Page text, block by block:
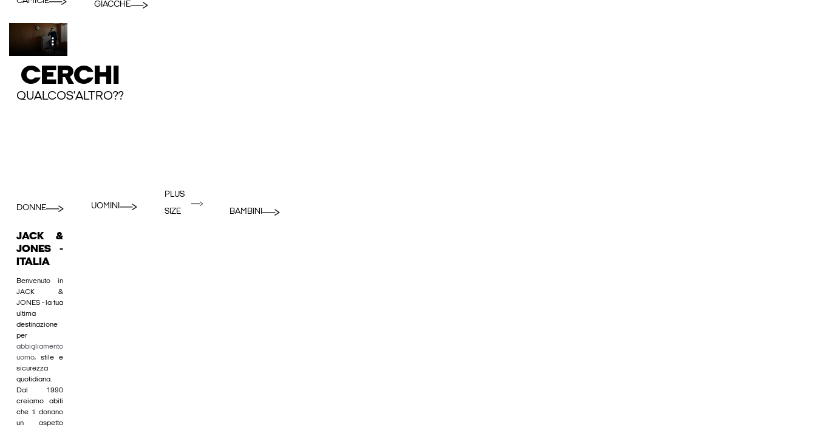
GIACCHE
CERCHI
QUALCOS'ALTRO??
DONNE UOMINI
PLUS
SIZE
BAMBINI
JACK &
JONES -
ITALIA
Benvenuto in
JACK &
JONES - la tua
ultima
destinazione
per
abbigliamento
uomo, stile e
sicurezza
quotidiana.
Dal 1990
creiamo abiti
che ti donano
un aspetto